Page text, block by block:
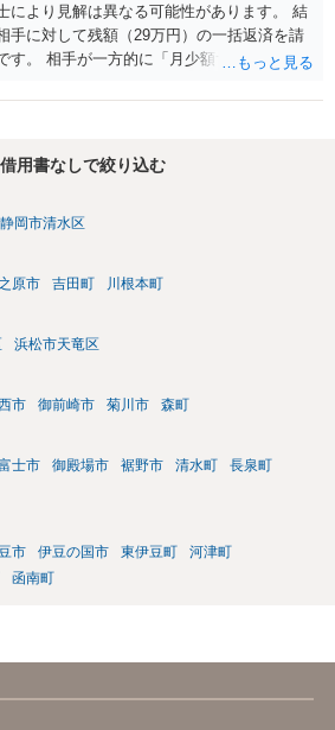
により見解は異なる可能性があります。 結
手に対して残額（29万円）の一括返済を請
す。 相手が一方的に「月少額ずつ返す」と
の返済期日も過ぎているため、一括返済を
の通知：PayPayのメッセージ等で「分割
め、残額の一括払いを求める」旨を明確に
所の確認：応じない場合に法的手段（少額
手の身元が必要です。分からない場合は、
めてください。 相手が購入した高額商品
え、応じない場合は法的措置を辞さない姿
かと思います。
用書なしで絞り込む
静岡市清水区
原市 吉田町 川根本町
浜松市天竜区
市 御前崎市 菊川市 森町
士市 御殿場市 裾野市 清水町
長泉町
市 伊豆の国市 東伊豆町
河津町
函南町